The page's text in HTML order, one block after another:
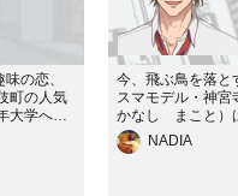
の恋、
大学へ進
咲耶の
さえ忘
今、飛ぶ鳥を落と
スマモデル・神
かなし まこと）
護施設で育った幼
っと姿を暗まし、
NADIA